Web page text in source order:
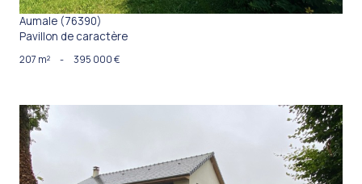
Aumale (76390)
Pavillon de caractère
207 m² - 395 000 €